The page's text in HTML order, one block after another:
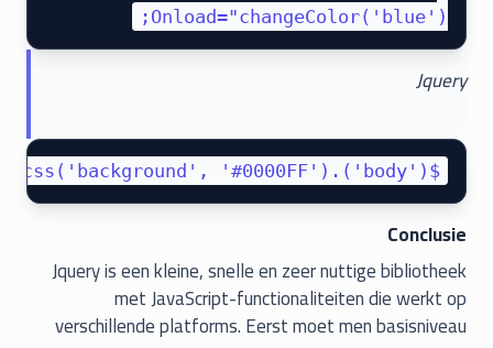
Onload="changeColor('blue');
Jquery
$('body').css('background', '#0000FF');
Conclusie
Jquery is een kleine, snelle en zeer nuttige bibliotheek
met JavaScript-functionaliteiten die werkt op
verschillende platforms. Eerst moet men basisniveau